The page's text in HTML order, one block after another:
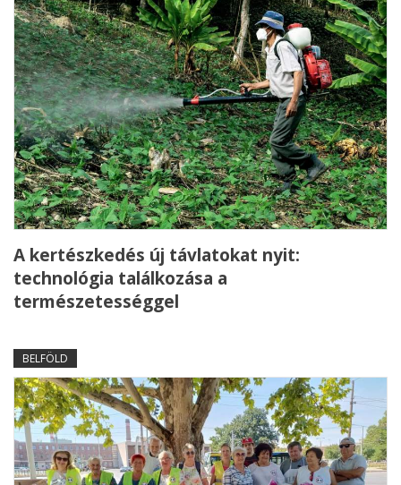
A kertészkedés új távlatokat nyit:
technológia találkozása a
természetességgel
BELFÖLD